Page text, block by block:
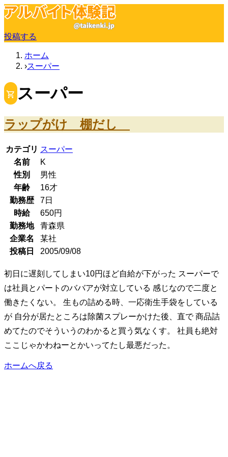
投稿する
ホーム
スーパー
スーパー
ラップがけ 棚だし
カテゴリ スーパー
名前
K
性別
男性
年齢
16才
勤務歴
7日
時給
650円
勤務地
青森県
企業名
某社
投稿日
2005/09/08
初日に遅刻してしまい10円ほど自給が下がった スーパーで
は社員とパートのババアが対立している 感じなので二度と
働きたくない。 生もの詰める時、一応衛生手袋をしている
が 自分が居たところは除菌スプレーかけた後、直で 商品詰
めてたのでそういうのわかると買う気なくす。 社員も絶対
ここじゃかわねーとかいってたし最悪だった。
ホームへ戻る